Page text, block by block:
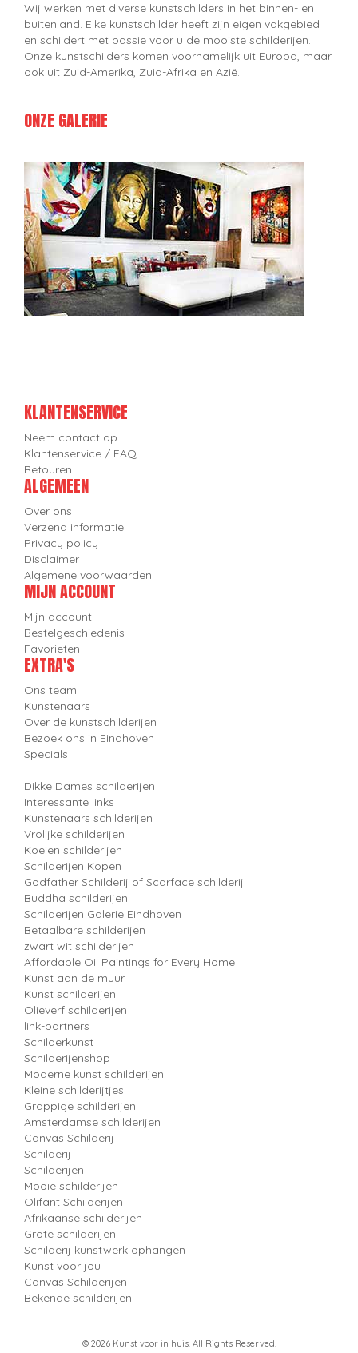
Wij werken met diverse kunstschilders in het binnen- en
buitenland. Elke kunstschilder heeft zijn eigen vakgebied
en schildert met passie voor u de mooiste schilderijen.
Onze kunstschilders komen voornamelijk uit Europa, maar
ook uit Zuid-Amerika, Zuid-Afrika en Azië.
ONZE GALERIE
KLANTENSERVICE
Neem contact op
Klantenservice / FAQ
Retouren
ALGEMEEN
Over ons
Verzend informatie
Privacy policy
Disclaimer
Algemene voorwaarden
MIJN ACCOUNT
Mijn account
Bestelgeschiedenis
Favorieten
EXTRA'S
Ons team
Kunstenaars
Over de kunstschilderijen
Bezoek ons in Eindhoven
Specials
Dikke Dames schilderijen
Interessante links
Kunstenaars schilderijen
Vrolijke schilderijen
Koeien schilderijen
Schilderijen Kopen
Godfather Schilderij of Scarface schilderij
Buddha schilderijen
Schilderijen Galerie Eindhoven
Betaalbare schilderijen
zwart wit schilderijen
Affordable Oil Paintings for Every Home
Kunst aan de muur
Kunst schilderijen
Olieverf schilderijen
link-partners
Schilderkunst
Schilderijenshop
Moderne kunst schilderijen
Kleine schilderijtjes
Grappige schilderijen
Amsterdamse schilderijen
Canvas Schilderij
Schilderij
Schilderijen
Mooie schilderijen
Olifant Schilderijen
Afrikaanse schilderijen
Grote schilderijen
Schilderij kunstwerk ophangen
Kunst voor jou
Canvas Schilderijen
Bekende schilderijen
© 2026 Kunst voor in huis. All Rights Reserved.